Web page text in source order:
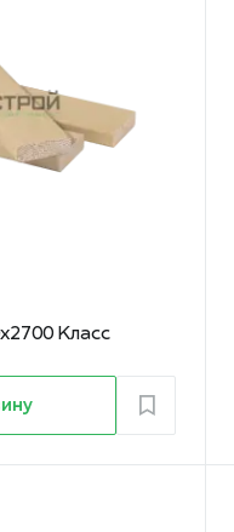
Класс